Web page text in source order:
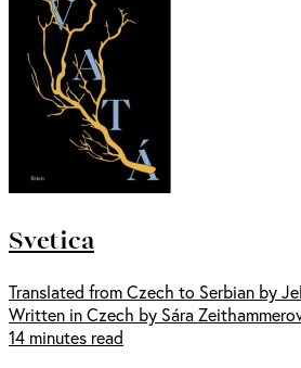
Svetica
Translated from Czech to Serbian by
Written in Czech by Sára
14 minutes read